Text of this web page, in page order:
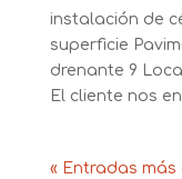
instalación de
superficie
drenante 9
El cliente nos
« Entradas más